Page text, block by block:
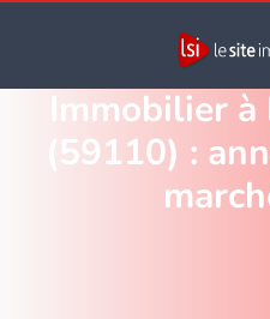
Immobilier
(59110) :